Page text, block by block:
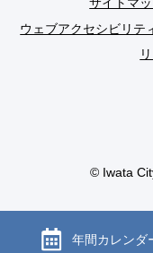
サイトマ
ウェブアクセシビリテ
© Iwata
年間カレンダ